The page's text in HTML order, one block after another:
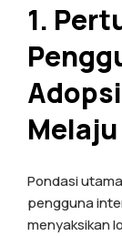
1.
Pondasi
pengguna
menyaksikan